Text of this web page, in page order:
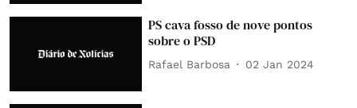
PS cava fosso de nove pontos
sobre o PSD
Rafael Barbosa 02 Jan 2024